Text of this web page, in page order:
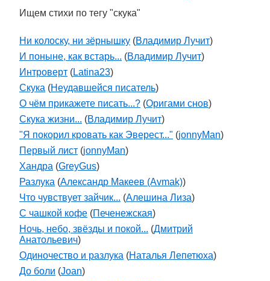
Ищем стихи по тегу "скука"
Ни колоску, ни зёрнышку (Владимир Лучит)
И поныне, как встарь... (Владимир Лучит)
Интроверт (Latina23)
Скука (Неудавшейся писатель)
О чём прикажете писать...? (Оригами снов)
Скука жизни... (Владимир Лучит)
"Я покорил кровать как Эверест..." (jonnyMan)
Первый лист (jonnyMan)
Хандра (GreyGus)
Разлука (Александр Макеев (Avmak))
Что чувствует зайчик... (Алешина Лиза)
С чашкой кофе (Печенежская)
Ночь, небо, звёзды и покой... (Дмитрий
Анатольевич)
Одиночество и разлука (Наталья Лепетюха)
До боли (Joan)